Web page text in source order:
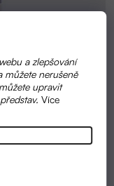
a zlepšování
můžete nerušeně
upravit
Více